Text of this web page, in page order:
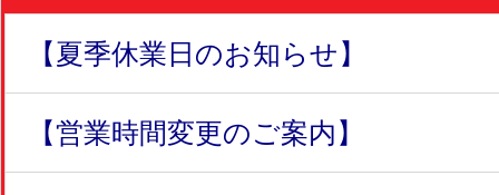
【夏季休業日のお知らせ】
【営業時間変更のご案内】